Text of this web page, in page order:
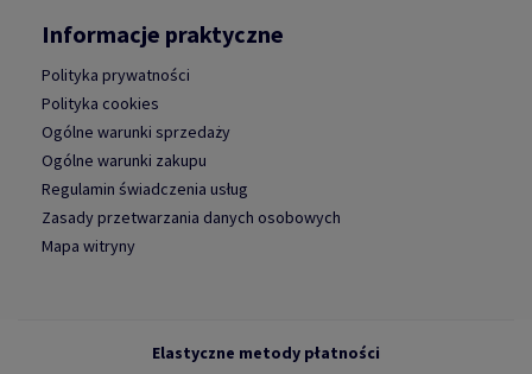
Informacje praktyczne
Polityka prywatności
Polityka cookies
Ogólne warunki sprzedaży
Ogólne warunki zakupu
Regulamin świadczenia usług
Zasady przetwarzania danych osobowych
Mapa witryny
Elastyczne metody płatności